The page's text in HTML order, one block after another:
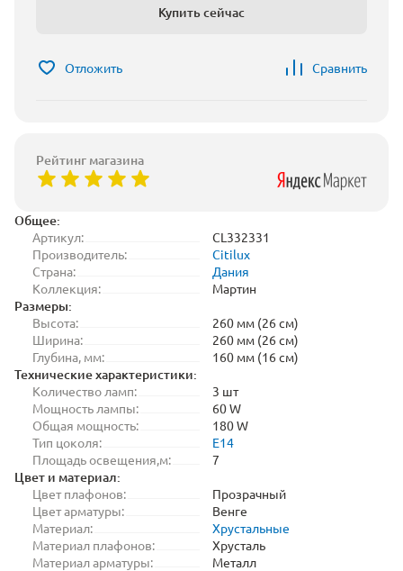
Общее:
Артикул:
CL332331
Производитель:
Citilux
Страна:
Дания
Коллекция:
Мартин
Размеры:
Высота:
260 мм (26 см)
Ширина:
260 мм (26 см)
Глубина, мм:
160 мм (16 см)
Технические характеристики:
Количество ламп:
3 шт
Мощность лампы:
60 W
Общая мощность:
180 W
Тип цоколя:
E14
Площадь освещения,м:
7
Цвет и материал:
Цвет плафонов:
Прозрачный
Цвет арматуры:
Венге
Материал:
Хрустальные
Материал плафонов:
Хрусталь
Материал арматуры:
Металл
Купить сейчас
Отложить Сравнить
Рейтинг магазина